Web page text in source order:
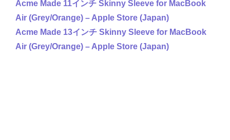
Acme Made 11インチ Skinny Sleeve for MacBook
Air (Grey/Orange) – Apple Store (Japan)
Acme Made 13インチ Skinny Sleeve for MacBook
Air (Grey/Orange) – Apple Store (Japan)